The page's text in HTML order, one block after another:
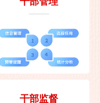
干部监督